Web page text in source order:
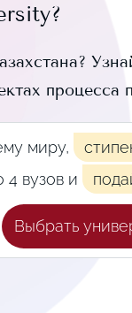
?
процесса
миру,
вузов и
Выбрать